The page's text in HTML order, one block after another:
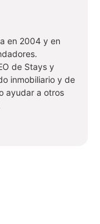
en 2004 y en
de Stays y
inmobiliario y de
ayudar a otros